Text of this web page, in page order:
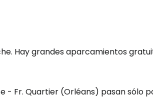
Hay grandes aparcamientos
- Fr. Quartier (Orléans) pasan sólo